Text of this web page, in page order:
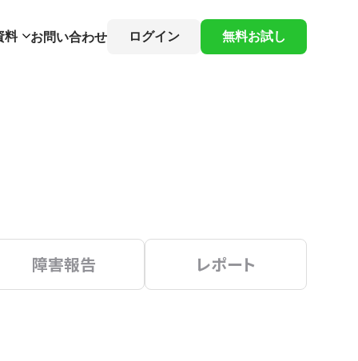
料 お問い合わせ ログイン 無料お試し
障害報告 レポート